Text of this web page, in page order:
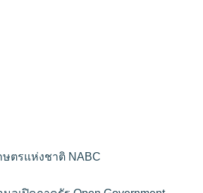
ตรแห่งชาติ NABC